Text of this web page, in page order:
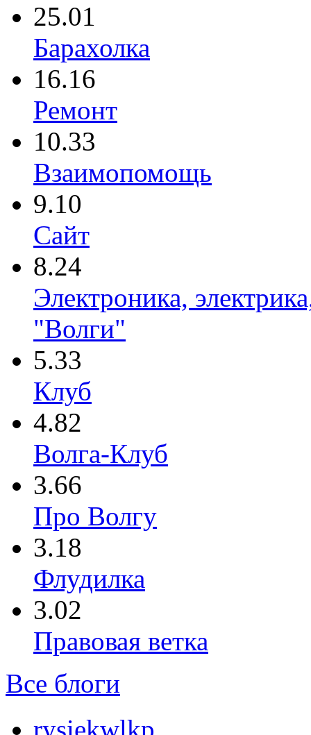
25.01
Барахолка
16.16
Ремонт
10.33
Взаимопомощь
9.10
Сайт
8.24
Электроника,
"Волги"
5.33
Клуб
4.82
Волга-Клуб
3.66
Про Волгу
3.18
Флудилка
3.02
Правовая ветка
Все блоги